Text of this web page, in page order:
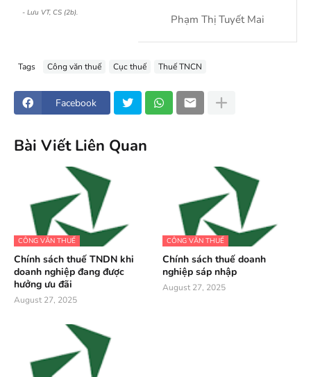
- Lưu VT, CS (2b).
Phạm Thị Tuyết Mai
Tags Công văn thuế Cục thuế Thuế TNCN
Facebook
Bài Viết Liên Quan
CÔNG VĂN THUẾ
Chính sách thuế TNDN khi
doanh nghiệp đang được
hưởng ưu đãi
August 27, 2025
CÔNG VĂN THUẾ
Chính sách thuế doanh
nghiệp sáp nhập
August 27, 2025